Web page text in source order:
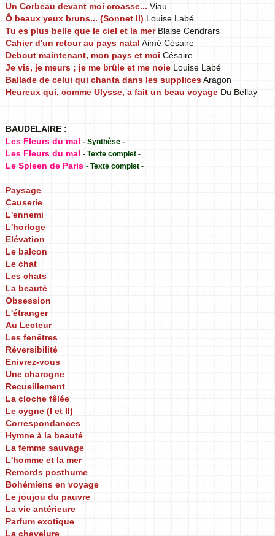
Un Corbeau devant moi croasse... Viau
Ô beaux yeux bruns... (Sonnet II) Louise Labé
Tu es plus belle que le ciel et la merBlaise Cendrars
Cahier d'un retour au pays natal Aimé Césaire
Debout maintenant, mon pays et moi Césaire
Je vis, je meurs ; je me brûle et me noie Louise Labé
Ballade de celui qui chanta dans les supplicesAragon
Heureux qui, comme Ulysse, a fait un beau voyage Du Bellay
BAUDELAIRE :
Les Fleurs du mal - Synthèse -
Les Fleurs du mal - Texte complet -
Le Spleen de Paris - Texte complet -
Paysage
Causerie
L'ennemi
L'horloge
Elévation
Le balcon
Le chat
Les chats
La beauté
Obsession
L'étranger
Au Lecteur
Les fenêtres
Réversibilité
Enivrez-vous
Une charogne
Recueillement
La cloche fêlée
Le cygne (I et II)
Correspondances
Hymne à la beauté
La femme sauvage
L'homme et la mer
Remords posthume
Bohémiens en voyage
Le joujou du pauvre
La vie antérieure
Parfum exotique
La chevelure